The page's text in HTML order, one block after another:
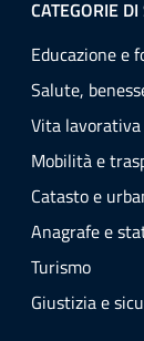
CATEGORIE
Educazione e
Salute,
Vita lavorativa
Mobilità e
Catasto e
Anagrafe e
Turismo
Giustizia e